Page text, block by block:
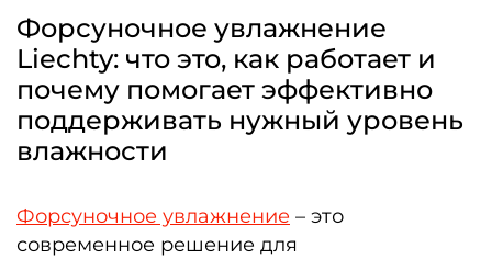
Форсуночное увлажнение
Liechty: что это, как работает и
почему помогает эффективно
поддерживать нужный уровень
влажности
Форсуночное увлажнение – это
современное решение для